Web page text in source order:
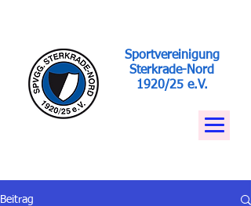
Sportvereinigung
Sterkrade-Nord
1920/25 e.V.
Beitrag